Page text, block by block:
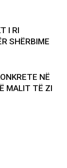
I RI
SHËRBIME
NË
MALIT TË ZI